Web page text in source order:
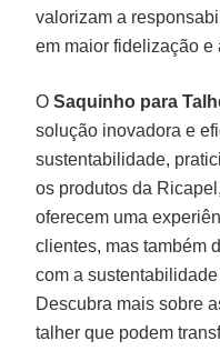
valorizam a
em maior fidelização e
O Saquinho para
solução inovadora e
sustentabilidade,
os produtos da
oferecem uma
clientes, mas também
com a
Descubra mais sobre
talher que podem